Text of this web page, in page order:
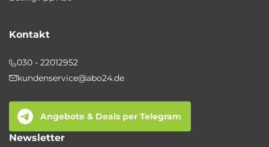
Kontakt
030 - 22012952
kundenservice@abo24.de
Angebote & Deals per Telegram
Newsletter